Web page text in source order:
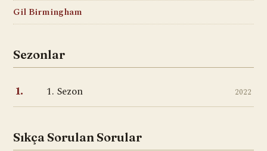
Gil Birmingham
Sezonlar
1. 1. Sezon 2022
Sıkça Sorulan Sorular